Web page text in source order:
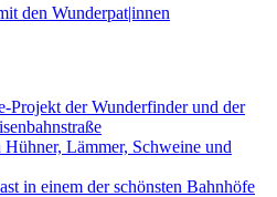
den Wunderpat|innen
Projekt der Wunderfinder und der
Lämmer, Schweine und
in einem der schönsten Bahnhöfe